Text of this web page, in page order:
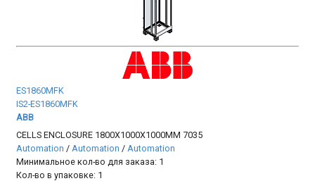
ES1860MFK
IS2-ES1860MFK
ABB
CELLS ENCLOSURE 1800X1000X1000MM 7035
Automation / Automation / Automation
Минимальное кол-во для заказа: 1
Кол-во в упаковке: 1